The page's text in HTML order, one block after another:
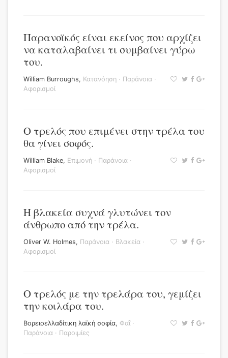
Παρανοϊκός είναι εκείνος που αρχίζει
να καταλαβαίνει τι συμβαίνει γύρω
του.
William Burroughs, Κατανόηση · Παράνοια ·
Αφορισμοί
Ο τρελός που επιμένει στην τρέλα του
θα γίνει σοφός.
William Blake, Επιμονή · Παράνοια ·
Αφορισμοί
Η βλακεία συχνά γλυτώνει τον
άνθρωπο από την τρέλα.
Oliver W. Holmes, Παράνοια · Βλακεία ·
Αφορισμοί
Ο τρελός με την τρελάρα του, γεμίζει
την κοιλάρα του.
Βορειοελλαδίτικη λαϊκή σοφία, Φαΐ·
Παράνοια · Παροιμίες